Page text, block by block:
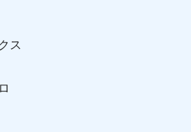
ス